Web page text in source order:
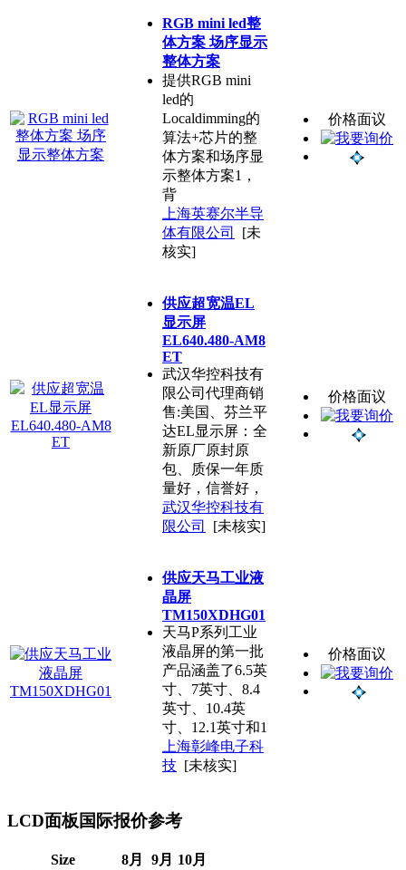
RGB mini led整
体方案 场序显示
整体方案
提供RGB mini
led的
Localdimming的
算法+芯片的整
体方案和场序显
示整体方案1，
背
上海英赛尔半导
体有限公司
[未
核实]
价格面议
供应超宽温EL
显示屏
EL640.480-AM8
ET
武汉华控科技有
限公司代理商销
售:美国、芬兰平
达EL显示屏：全
新原厂原封原
包、质保一年质
量好，信誉好，
武汉华控科技有
限公司
[未核实]
价格面议
供应天马工业液
晶屏
TM150XDHG01
天马P系列工业
液晶屏的第一批
产品涵盖了6.5英
寸、7英寸、8.4
英寸、10.4英
寸、12.1英寸和1
上海彰峰电子科
技 [未核实]
价格面议
LCD面板国际报价参考
Size 8月 9月 10月